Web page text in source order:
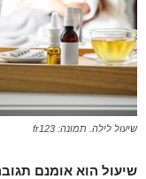
שיעול לילה. תמונה: fr123
שיעול הוא אומנם